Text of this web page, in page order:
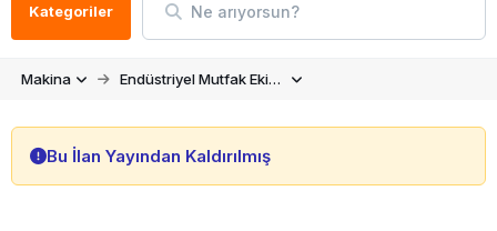
Kategoriler Ne arıyorsun?
Makina Endüstriyel Mutfak Ekipmanları
Bu İlan Yayından Kaldırılmış